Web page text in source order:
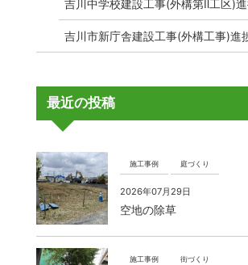
吉川中学校建設工事(外構第Ⅱ工区)
吉川市新庁舎建設工事(外構工事)進
最近の投稿
施工事例 庭づくり
2026年07月29日
空地の除草
施工事例 街づくり